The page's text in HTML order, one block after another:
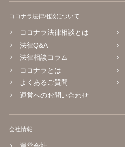
ココナラ法律相談について
ココナラ法律相談とは
法律Q&A
法律相談コラム
ココナラとは
よくあるご質問
運営へのお問い合わせ
会社情報
運営会社